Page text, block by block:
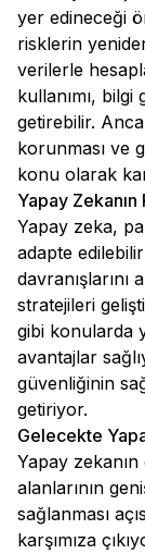
yer edineceği
risklerin
verilerle
kullanımı,
getirebilir.
korunması ve
konu olarak
Yapay Zekanın
Yapay zeka,
adapte
stratejileri
gibi konularda
avantajlar
güvenliğinin
getiriyor.
Gelecekte
Yapay
alanlarının
sağlanması
karşımıza